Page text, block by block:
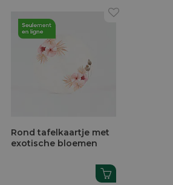
Rond tafelkaartje met
exotische bloemen